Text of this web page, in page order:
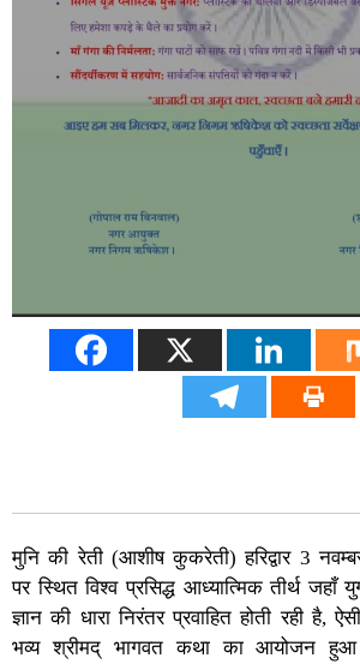
मुनि की रेती (आशीष कुकरेती) हरिद्वार 3
पर स्थित विश्व प्रसिद्ध आध्यात्मिक तीर्थ जहाँ
ज्ञान की धारा निरंतर प्रवाहित होती रही है,
भव्य श्रीमद् भागवत कथा का आयोजन